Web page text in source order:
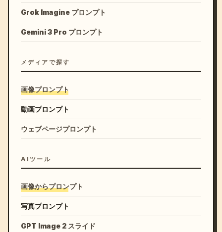
Grok Imagine プロンプト
Gemini 3 Pro プロンプト
メディアで探す
画像プロンプト
動画プロンプト
ウェブページプロンプト
AIツール
画像からプロンプト
写真プロンプト
GPT Image 2 スライド